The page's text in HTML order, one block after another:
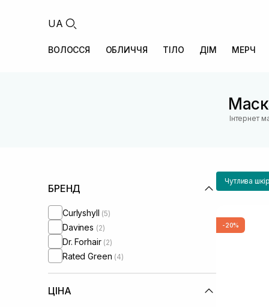
UA
ВОЛОССЯ ОБЛИЧЧЯ ТІЛО ДІМ МЕРЧ
Інтернет
БРЕНД
Curlyshyll (5)
Davines (2)
Dr. Forhair (2)
Rated Green (4)
ЦІНА
Чутлива
-20%